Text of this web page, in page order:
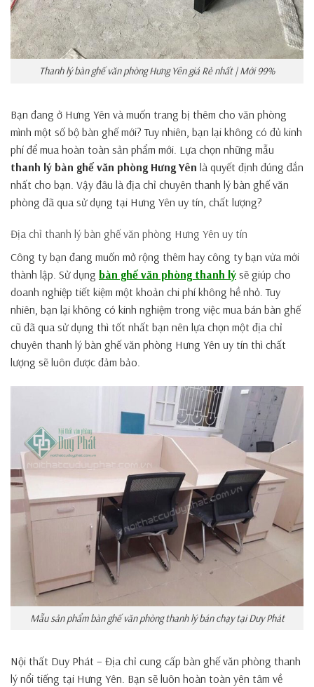
Thanh lý bàn ghế văn phòng Hưng Yên giá Rẻ nhất | Mới 99%
Bạn đang ở Hưng Yên và muốn trang bị thêm cho văn phòng
mình một số bộ bàn ghế mới? Tuy nhiên, bạn lại không có đủ kinh
phí để mua hoàn toàn sản phẩm mới. Lựa chọn những mẫu
thanh lý bàn ghế văn phòng Hưng Yên là quyết định đúng đắn
nhất cho bạn. Vậy đâu là địa chỉ chuyên thanh lý bàn ghế văn
phòng đã qua sử dụng tại Hưng Yên uy tín, chất lượng?
Địa chỉ thanh lý bàn ghế văn phòng Hưng Yên uy tín
Công ty bạn đang muốn mở rộng thêm hay công ty bạn vừa mới
thành lập. Sử dụng bàn ghế văn phòng thanh lý sẽ giúp cho
doanh nghiệp tiết kiệm một khoản chi phí không hề nhỏ. Tuy
nhiên, bạn lại không có kinh nghiệm trong việc mua bán bàn ghế
cũ đã qua sử dụng thì tốt nhất bạn nên lựa chọn một địa chỉ
chuyên thanh lý bàn ghế văn phòng Hưng Yên uy tín thì chất
lượng sẽ luôn được đảm bảo.
Mẫu sản phẩm bàn ghế văn phòng thanh lý bán chạy tại Duy Phát
Nội thất Duy Phát – Địa chỉ cung cấp bàn ghế văn phòng thanh
lý nổi tiếng tại Hưng Yên. Bạn sẽ luôn hoàn toàn yên tâm về